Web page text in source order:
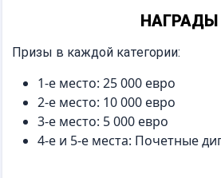
НАГРАДЫ
Призы в каждой категории:
1-е место: 25 000 евро
2-е место: 10 000 евро
3-е место: 5 000 евро
4-е и 5-е места: Почетные